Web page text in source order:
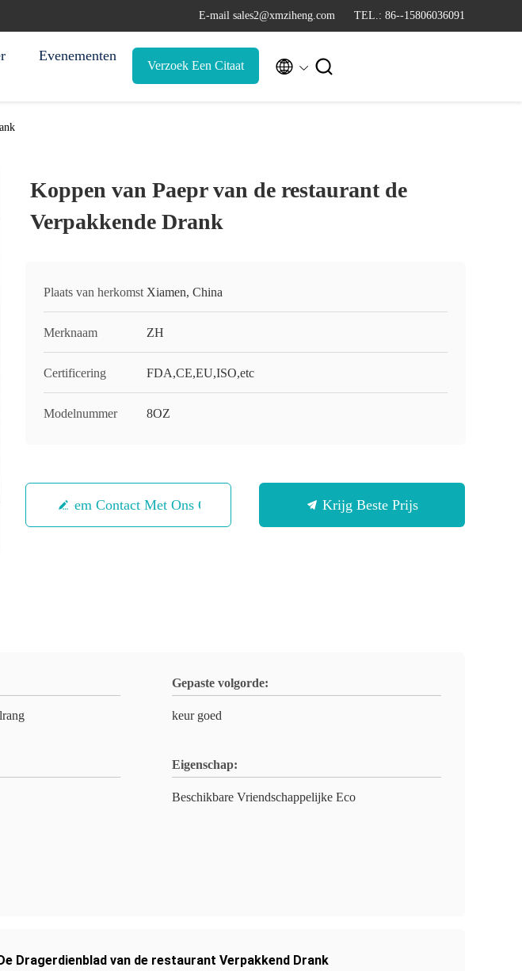
E-mail sales2@xmziheng.com TEL.: 86--15806036091
Evenementen
Verzoek Een Citaat  
Koppen van Paepr van de restaurant de
Verpakkende Drank
Plaats van herkomst Xiamen, China
Merknaam ZH
Certificering FDA,CE,EU,ISO,etc
Modelnummer 8OZ
Neem Contact Met Ons Op Krijg Beste Prijs
Gepaste volgorde:
keur goed
Eigenschap:
Beschikbare Vriendschappelijke Eco
Dragerdienblad van de restaurant Verpakkend Drank